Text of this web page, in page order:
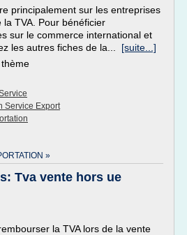
principalement sur les entreprises
TVA. Pour bénéficier
sur le commerce international et
les autres fiches de la... [suite...]
Service Export
»
Tva vente hors ue
la TVA lors de la vente